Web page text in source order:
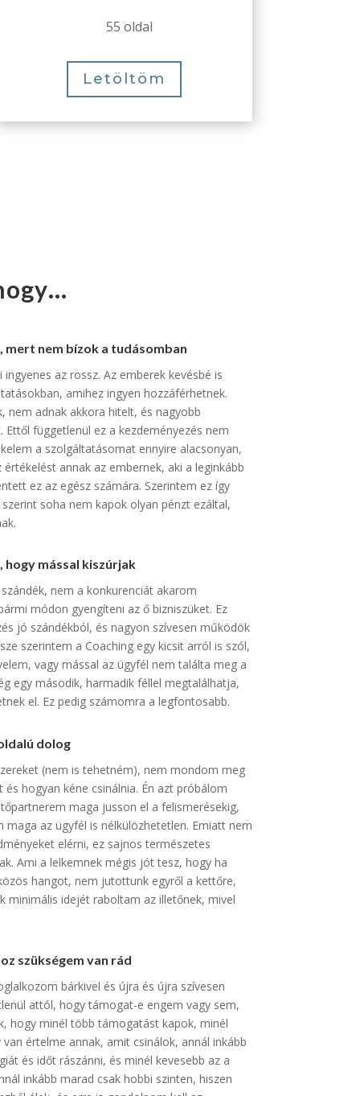
55 oldal
Letöltöm
mert nem bízok a tudásomban
az rossz. Az emberek kevésbé is
amihez ingyen hozzáférhetnek.
nem adnak akkora hitelt, és nagyobb
Ettől függetlenül ez a kezdeményezés nem
a szolgáltatásomat ennyire alacsonyan,
annak az embernek, aki a leginkább
ez az egész számára. Szerintem ez így
soha nem kapok olyan pénzt ezáltal,
hogy mással kiszúrjak
nem a konkurenciát akarom
módon gyengíteni az ő bizniszüket. Ez
jó szándékból, és nagyon szívesen működök
szerintem a Coaching egy kicsit arról is szól,
vagy mással az ügyfél nem találta meg a
egy második, harmadik féllel megtalálhatja,
el. Ez pedig számomra a legfontosabb.
dolog
(nem is tehetném), nem mondom meg
és hogyan kéne csinálnia. Én azt próbálom
maga jusson el a felismerésekig,
maga az ügyfél is nélkülözhetetlen. Emiatt nem
elérni, ez sajnos természetes
Ami a lelkemnek mégis jót tesz, hogy ha
hangot, nem jutottunk egyről a kettőre,
minimális idejét raboltam az illetőnek, mivel
szükségem van rád
bárkivel és újra és újra szívesen
attól, hogy támogat-e engem vagy sem,
hogy minél több támogatást kapok, minél
értelme annak, amit csinálok, annál inkább
és időt rászánni, és minél kevesebb az a
inkább marad csak hobbi szinten, hiszen